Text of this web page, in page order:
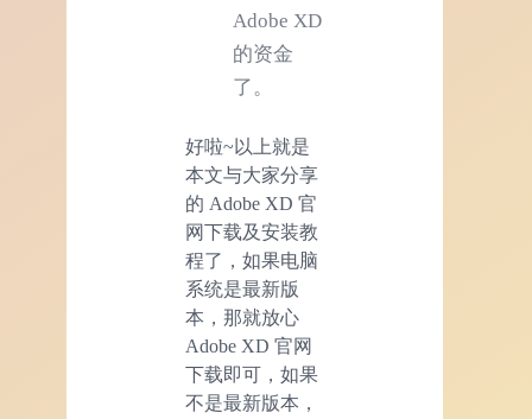
Adobe XD
的资金
了。
好啦~以上就是
本文与大家分享
的 Adobe XD 官
网下载及安装教
程了，如果电脑
系统是最新版
本，那就放心
Adobe XD 官网
下载即可，如果
不是最新版本，